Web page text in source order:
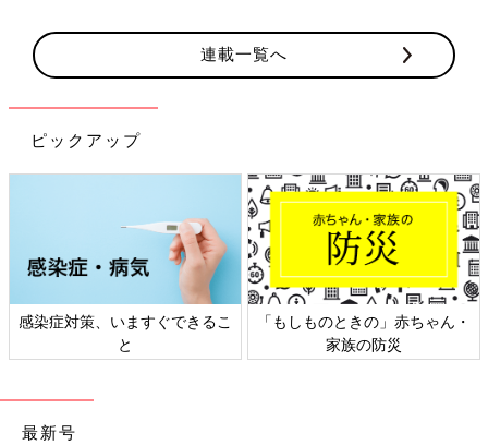
連載一覧へ
ピックアップ
感染症対策、いますぐできるこ
と
「もしものときの」赤ちゃん・
家族の防災
最新号